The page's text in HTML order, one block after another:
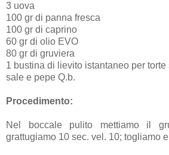
3 uova
100 gr di panna fresca
100 gr di caprino
60 gr di olio EVO
80 gr di gruviera
1 bustina di lievito istantaneo per torte
sale e pepe Q.b.
Procedimento:
Nel boccale pulito mettiamo il
grattugiamo 10 sec. vel. 10; togliamo